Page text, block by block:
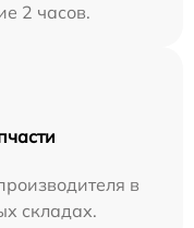
2 часов.
в
складах.